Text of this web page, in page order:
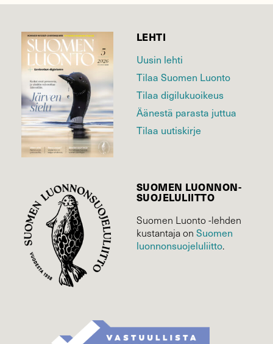
LEHTI
Uusin lehti
Tilaa Suomen Luonto
Tilaa digilukuoikeus
Äänestä parasta juttua
Tilaa uutiskirje
SUOMEN LUONNON­
SUOJELU­LIITTO
Suomen Luonto -lehden
kustantaja on Suomen
luonnonsuojelu­liitto.